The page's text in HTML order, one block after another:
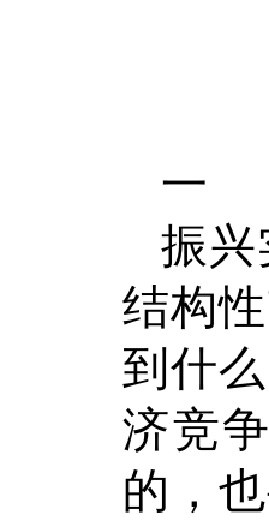
一
振兴
结构
到什
济竞
的，